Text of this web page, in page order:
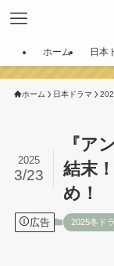
ホーム 日本
ホーム 日本ドラマ
『ア
結末
め！
2025
3/23
広告 2025冬ド